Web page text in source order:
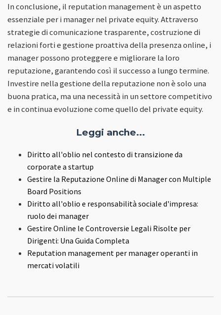
In conclusione, il reputation management è un aspetto
essenziale per i manager nel private equity. Attraverso
strategie di comunicazione trasparente, costruzione di
relazioni forti e gestione proattiva della presenza online, i
manager possono proteggere e migliorare la loro
reputazione, garantendo così il successo a lungo termine.
Investire nella gestione della reputazione non è solo una
buona pratica, ma una necessità in un settore competitivo
e in continua evoluzione come quello del private equity.
Leggi anche...
Diritto all'oblio nel contesto di transizione da
corporate a startup
Gestire la Reputazione Online di Manager con Multiple
Board Positions
Diritto all'oblio e responsabilità sociale d'impresa:
ruolo dei manager
Gestire Online le Controversie Legali Risolte per
Dirigenti: Una Guida Completa
Reputation management per manager operanti in
mercati volatili